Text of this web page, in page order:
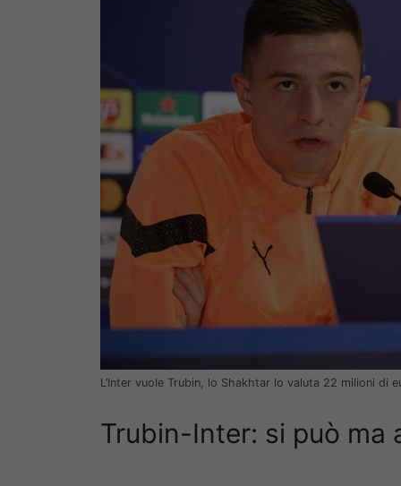
L’Inter vuole Trubin, lo Shakhtar lo valuta 22 milioni di
Trubin-Inter: si può ma